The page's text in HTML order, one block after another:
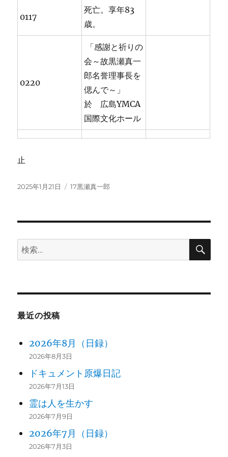
0117
死亡。享年83
歳。
0220
「感謝と祈りの
会～故黒瀬真一
郎名誉理事長を
偲んで～」
於 広島YMCA
国際文化ホール
止
投
2025年1月21日
カ
17黒瀬真一郎
検
索:
検
最近の投稿
2026年8月（日録）
2026年8月3日
ドキュメント原爆日記
2026年7月13日
霊は人を生かす
2026年7月9日
2026年7月（日録）
2026年7月3日